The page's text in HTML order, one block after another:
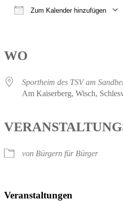
Zum Kalender hinzufügen
WO
Sportheim des TSV am
Am Kaiserberg, Wisch,
von Bürgern für Bürger
Veranstaltungen